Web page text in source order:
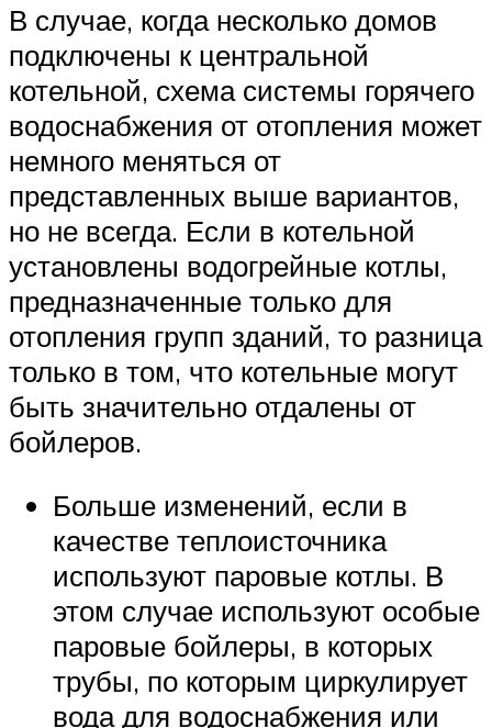
В случае, когда несколько домов
подключены к центральной
котельной, схема системы горячего
водоснабжения от отопления может
немного меняться от
представленных выше вариантов,
но не всегда. Если в котельной
установлены водогрейные котлы,
предназначенные только для
отопления групп зданий, то разница
только в том, что котельные могут
быть значительно отдалены от
бойлеров.
Больше изменений, если в
качестве теплоисточника
используют паровые котлы. В
этом случае используют особые
паровые бойлеры, в которых
трубы, по которым циркулирует
вода для водоснабжения или